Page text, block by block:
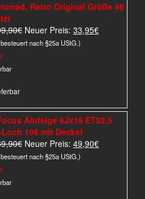
Retro Original Größe 46
€ Ursprünglicher
Preis
Neuer Preis: 33,95€Aktueller
nach §25a UStG.)
Alufelge 6Jx16 ET52,5
Loch 108 mit Deckel
€ Ursprünglicher
Preis
Neuer Preis: 49,90€Aktueller
nach §25a UStG.)